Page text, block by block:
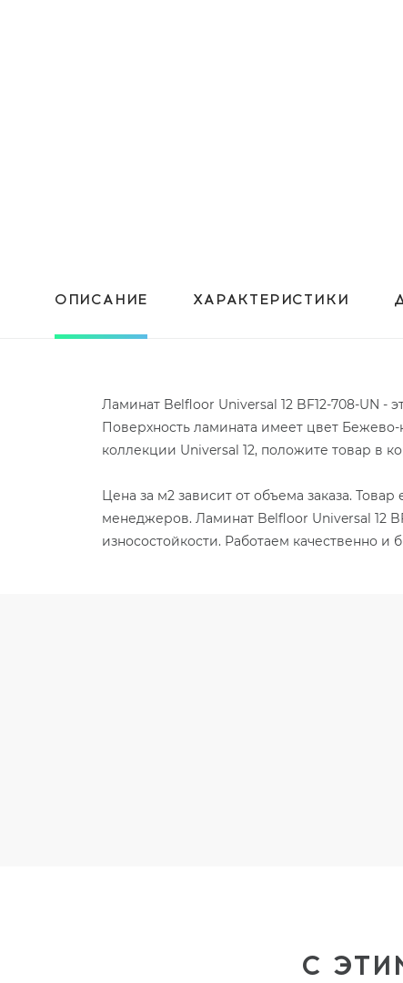
ОПИСАНИЕ ХАРАКТЕРИСТИКИ
Ламинат Belfloor Universal 12 BF12-708-UN
Поверхность ламината имеет цвет
коллекции Universal 12, положите товар в
Цена за м2 зависит от объема заказа.
менеджеров. Ламинат Belfloor Universal 12
износостойкости. Работаем качественно и
С